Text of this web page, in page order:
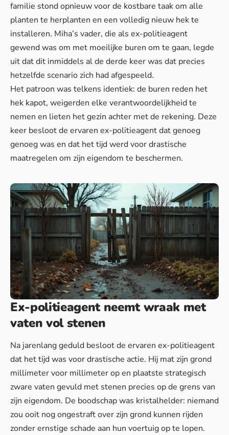
familie stond opnieuw voor de kostbare taak om alle
planten te herplanten en een volledig nieuw hek te
installeren. Miha’s vader, die als ex-politieagent
gewend was om met moeilijke buren om te gaan, legde
uit dat dit inmiddels al de derde keer was dat precies
hetzelfde scenario zich had afgespeeld.
Het patroon was telkens identiek: de buren reden het
hek kapot, weigerden elke verantwoordelijkheid te
nemen en lieten het gezin achter met de rekening. Deze
keer besloot de ervaren ex-politieagent dat genoeg
genoeg was en dat het tijd werd voor drastische
maatregelen om zijn eigendom te beschermen.
Ex-politieagent neemt wraak met
vaten vol stenen
Na jarenlang geduld besloot de ervaren ex-politieagent
dat het tijd was voor drastische actie. Hij mat zijn grond
millimeter voor millimeter op en plaatste strategisch
zware vaten gevuld met stenen precies op de grens van
zijn eigendom. De boodschap was kristalhelder: niemand
zou ooit nog ongestraft over zijn grond kunnen rijden
zonder ernstige schade aan hun voertuig op te lopen.